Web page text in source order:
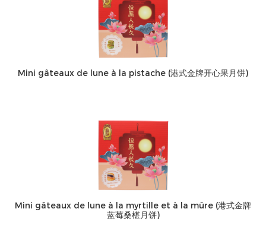
Mini gâteaux de lune à la pistache (港式金牌开心果月饼)
Mini gâteaux de lune à la myrtille et à la mûre (港式金牌
蓝莓桑椹月饼)